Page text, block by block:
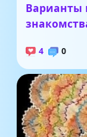
Варианты
4 0